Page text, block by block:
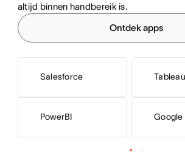
altijd binnen handbereik is.
Ontdek apps
Salesforce
PowerBI
Tableau
Google